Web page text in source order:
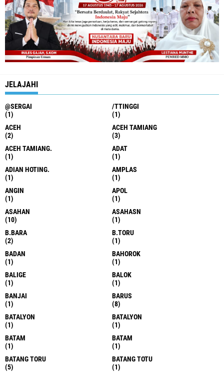
JELAJAHI
@SERGAI
(1)
/TTINGGI
(1)
ACEH
(2)
ACEH TAMIANG
(3)
ACEH TAMIANG.
(1)
ADAT
(1)
ADIAN HOTING.
(1)
AMPLAS
(1)
ANGIN
(1)
APOL
(1)
ASAHAN
(10)
ASAHASN
(1)
B.BARA
(2)
B.TORU
(1)
BADAN
(1)
BAHOROK
(1)
BALIGE
(1)
BALOK
(1)
BANJAI
(1)
BARUS
(8)
BATALYON
(1)
BATALYON
(1)
BATAM
(1)
BATAM
(1)
BATANG TORU
(5)
BATANG TOTU
(1)